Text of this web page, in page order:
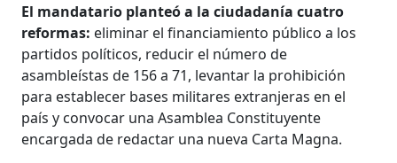
El mandatario planteó a la ciudadanía cuatro
reformas: eliminar el financiamiento público a los
partidos políticos, reducir el número de
asambleístas de 156 a 71, levantar la prohibición
para establecer bases militares extranjeras en el
país y convocar una Asamblea Constituyente
encargada de redactar una nueva Carta Magna.